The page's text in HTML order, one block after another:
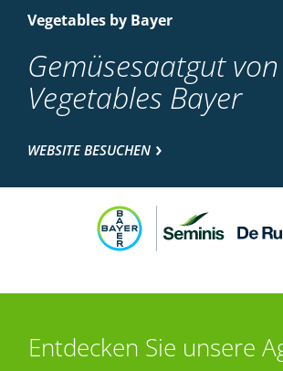
Vegetables by Bayer
Gemüsesaatgut von
Vegetables Bayer
WEBSITE BESUCHEN
Entdecken Sie unsere